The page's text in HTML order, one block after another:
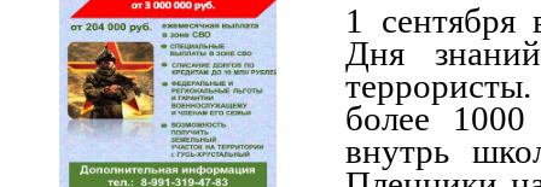
1 сентября
Дня
более
внутрь